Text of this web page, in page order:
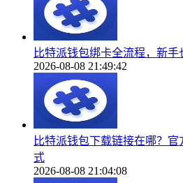
比特派钱包绑卡全流程，新
2026-08-08 21:49:42
比特派钱包下载链接在哪？
式
2026-08-08 21:04:08